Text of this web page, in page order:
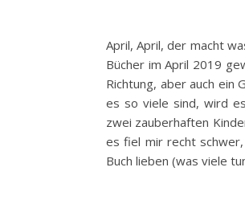
April, April, der macht
Bücher im April 2019
Richtung, aber auch ein
es so viele sind, wird
zwei zauberhaften
es fiel mir recht
Buch lieben (was viele